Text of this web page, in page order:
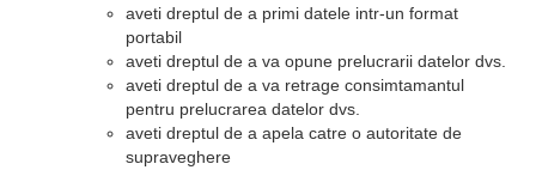
aveti dreptul de a primi datele intr-un format
portabil
aveti dreptul de a va opune prelucrarii datelor dvs.
aveti dreptul de a va retrage consimtamantul
pentru prelucrarea datelor dvs.
aveti dreptul de a apela catre o autoritate de
supraveghere